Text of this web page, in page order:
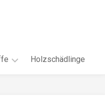
Holzschädlinge